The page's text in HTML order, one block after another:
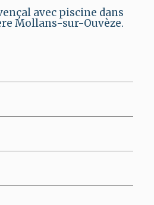
avec piscine dans
Mollans-sur-Ouvèze.